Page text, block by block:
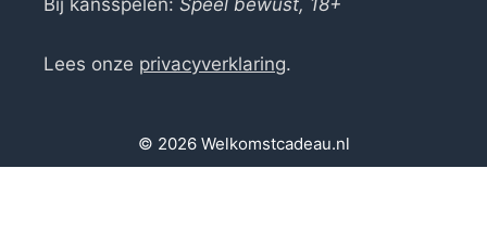
Lees onze privacyverklaring.
© 2026 Welkomstcadeau.nl